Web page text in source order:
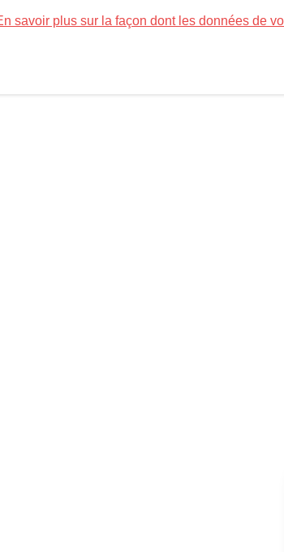
savoir plus sur la façon dont les données de
Assemblée